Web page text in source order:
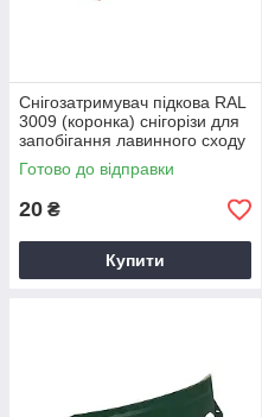
Снігозатримувач підкова RAL
3009 (коронка) снігорізи для
запобігання лавинного сходу
снігу з поверхні покрівлі
Готово до відправки
20 ₴
Купити